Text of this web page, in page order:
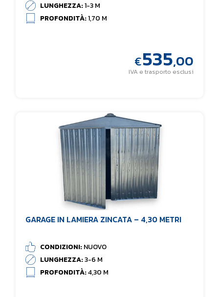
LUNGHEZZA:1-3 M
PROFONDITÀ:1,70 M
€535,00
IVA e trasporto esclusi
GARAGE IN LAMIERA ZINCATA – 4,30 METRI
CONDIZIONI:NUOVO
LUNGHEZZA:3-6 M
PROFONDITÀ:4,30 M